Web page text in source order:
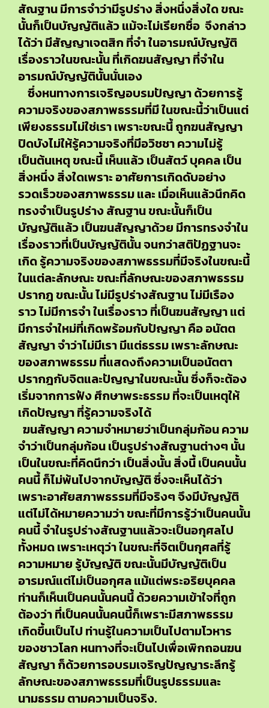
สัณฐาน มีการจำว่ามีรูปร่าง สิ่งหนึ่งสิ่งใด ขณะ
นั้นก็เป็นบัญญัติแล้ว แม้จะไม่เรียกชื่อ จึงกล่าว
ได้ว่า มีสัญญาเจตสิก ที่จำ ในอารมณ์บัญญัติ
เรื่องราวในขณะนั้น ที่เกิดฆนสัญญา ที่จำใน
อารมณ์บัญญัตินั้นนั่นเอง
ซึ่งหนทางการเจริญอบรมปัญญา ด้วยการรู้
ความจริงของสภาพธรรมที่มี ในขณะนี้ว่าเป็นแต่
เพียงธรรมไม่ใช่เรา เพราะขณะนี้ ถูกฆนสัญญา
ปิดบังไม่ให้รู้ความจริงที่มีอวิชชา ความไม่รู้
เป็นต้นเหตุ ขณะนี้ เห็นแล้ว เป็นสัตว์ บุคคล เป็น
สิ่งหนึ่ง สิ่งใดเพราะ อาศัยการเกิดดับอย่าง
รวดเร็วของสภาพธรรม และ เมื่อเห็นแล้วนึกคิด
ทรงจำเป็นรูปร่าง สัณฐาน ขณะนั้นก็เป็น
บัญญัติแล้ว เป็นฆนสัญญาด้วย มีการทรงจำใน
เรื่องราวที่เป็นบัญญัตินั้น จนกว่าสติปัฏฐานจะ
เกิด รู้ความจริงของสภาพธรรมที่มีจริงในขณะนี้
ในแต่ละลักษณะ ขณะที่ลักษณะของสภาพธรรม
ปรากฎ ขณะนั้น ไม่มีรูปร่างสัณฐาน ไม่มีเรือง
ราว ไม่มีการจำ ในเรื่องราว ที่เป็นฆนสัญญา แต่
มีการจำใหม่ที่เกิดพร้อมกับปัญญา คือ อนัตต
สัญญา จำว่าไม่มีเรา มีแต่ธรรม เพราะลักษณะ
ของสภาพธรรม ที่แสดงถึงความเป็นอนัตตา
ปรากฎกับจิตและปัญญาในขณะนั้น ซึ่งก็จะต้อง
เริ่มจากการฟัง ศึกษาพระธรรม ที่จะเป็นเหตุให้
เกิดปัญญา ที่รู้ความจริงได้
ฆนสัญญา ความจำหมายว่าเป็นกลุ่มก้อน ความ
จำว่าเป็นกลุ่มก้อน เป็นรูปร่างสัณฐานต่างๆ นั้น
เป็นในขณะที่คิดนึกว่า เป็นสิ่งนั้น สิ่งนี้ เป็นคนนั้น
คนนี้ ก็ไม่พ้นไปจากบัญญัติ ซึ่งจะเห็นได้ว่า
เพราะอาศัยสภาพธรรมที่มีจริงๆ จึงมีบัญญัติ
แต่ไม่ได้หมายความว่า ขณะที่มีการรู้ว่าเป็นคนนั้น
คนนี้ จำในรูปร่างสัณฐานแล้วจะเป็นอกุศลไป
ทั้งหมด เพราะเหตุว่า ในขณะที่จิตเป็นกุศลที่รู้
ความหมาย รู้บัญญัติ ขณะนั้นมีบัญญัติเป็น
อารมณ์แต่ไม่เป็นอกุศล แม้แต่พระอริยบุคคล
ท่านก็เห็นเป็นคนนั้นคนนี้ ด้วยความเข้าใจที่ถูก
ต้องว่า ที่เป็นคนนั้นคนนี้ก็เพราะมีสภาพธรรม
เกิดขึ้นเป็นไป ท่านรู้ในความเป็นไปตามโวหาร
ของชาวโลก หนทางที่จะเป็นไปเพื่อเพิกถอนฆน
สัญญา ก็ด้วยการอบรมเจริญปัญญาระลึกรู้
ลักษณะของสภาพธรรมที่เป็นรูปธรรมและ
นามธรรม ตามความเป็นจริง.